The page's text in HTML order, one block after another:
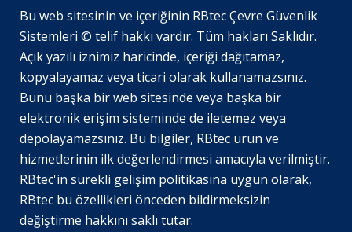
Bu web sitesinin ve içeriğinin RBtec Çevre Güvenlik
Sistemleri © telif hakkı vardır. Tüm hakları Saklıdır.
Açık yazılı iznimiz haricinde, içeriği dağıtamaz,
kopyalayamaz veya ticari olarak kullanamazsınız.
Bunu başka bir web sitesinde veya başka bir
elektronik erişim sisteminde de iletemez veya
depolayamazsınız. Bu bilgiler, RBtec ürün ve
hizmetlerinin ilk değerlendirmesi amacıyla verilmiştir.
RBtec'in sürekli gelişim politikasına uygun olarak,
RBtec bu özellikleri önceden bildirmeksizin
değiştirme hakkını saklı tutar.
NL
PL
DE_DE
EN_GB
JA
SV